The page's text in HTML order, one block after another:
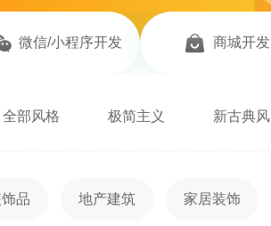
微信/小程序开发 商城开发
全部风格 极简主义 新古典风
品 地产建筑 家居装饰